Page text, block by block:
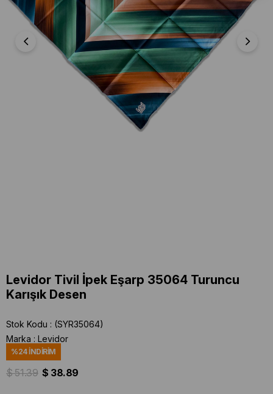
Levidor Tivil İpek Eşarp 35064 Turuncu
Karışık Desen
Stok Kodu
(SYR35064)
Marka : Levidor
%24İNDIRIM
$ 51.39 $ 38.89